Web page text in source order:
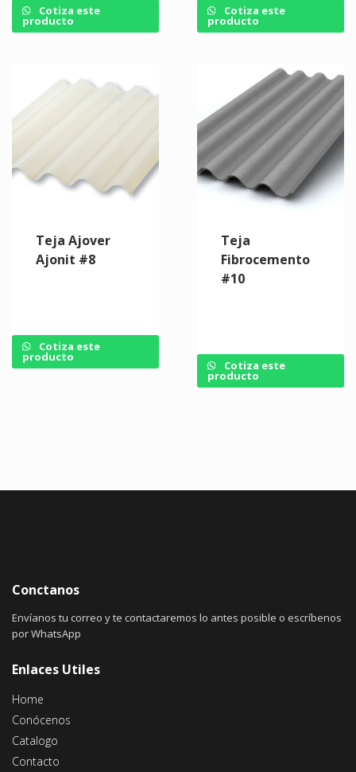
Cotiza este
producto
Cotiza este
producto
Teja Ajover
Ajonit #8
Cotiza este
producto
Teja
Fibrocemento
#10
Cotiza este
producto
Conctanos
Envíanos tu correo y te contactaremos lo antes posible o escríbenos
por WhatsApp
Enlaces Utiles
Home
Conócenos
Catalogo
Contacto